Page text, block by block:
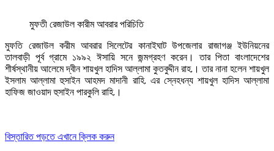
মুফতী রেজাউল কারীম আবরার পরিচিতি
মুফতি রেজাউল করীম আবরার সিলেটের কানাইঘাট উপজেলার রাজাগঞ্জ ইউনিয়নের
তালবাড়ী পূর্ব গ্রামে ১৯৯২ ঈসায়ি সনে জন্মগ্রহণ করেন। তার পিতা বাংলাদেশের
শীর্ষস্থানীয় আলেমে দ্বীন শায়খুল হাদিস আল্লামা কুতবুদ্দীন রাহ.। তার নানা হলেন শায়খুল
ইসলাম আল্লামা হুসাইন আহমদ মাদানী রাহি. এর স্নেহধন্য শায়খুল হাদিস আল্লামা
হাফিজ জাওয়াদ হুসাইন পারকুলি রাহি.।
বিস্তারিত পড়তে এখানে ক্লিক করুন